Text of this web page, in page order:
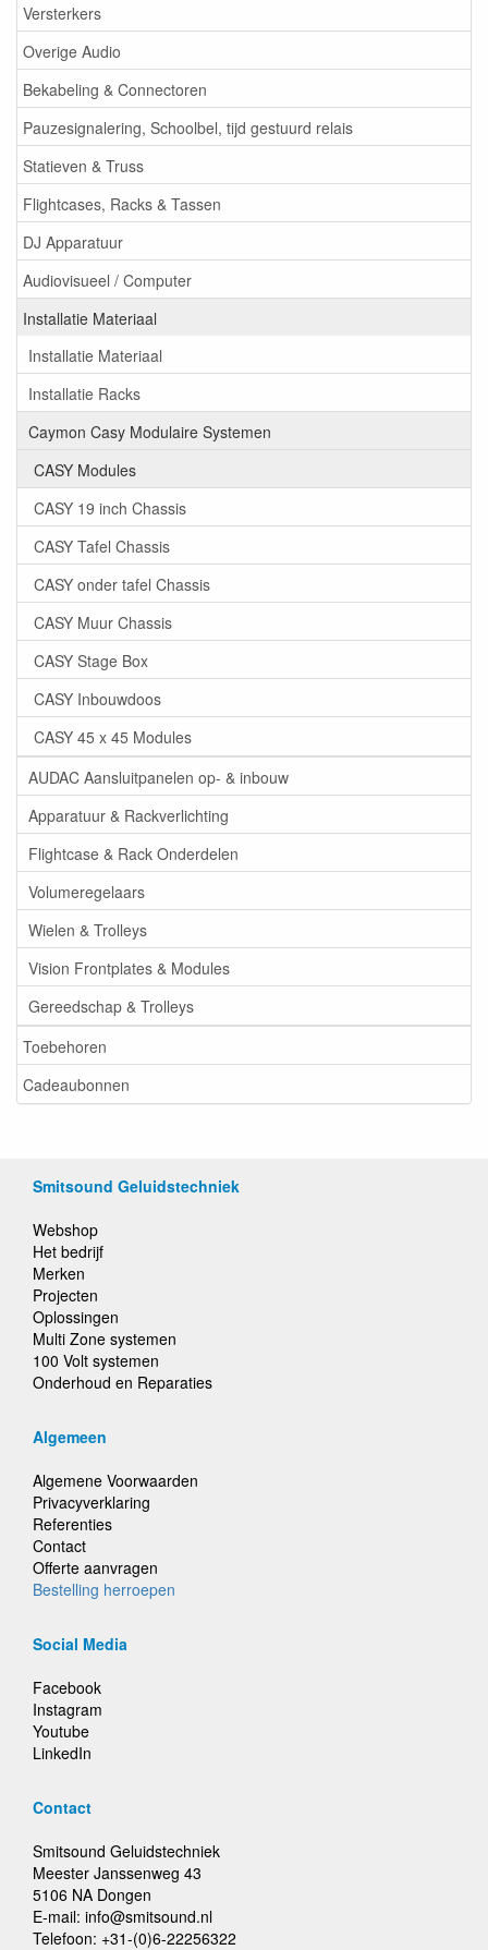
Versterkers
Overige Audio
Bekabeling & Connectoren
Pauzesignalering, Schoolbel, tijd gestuurd relais
Statieven & Truss
Flightcases, Racks & Tassen
DJ Apparatuur
Audiovisueel / Computer
Installatie Materiaal
Installatie Materiaal
Installatie Racks
Caymon Casy Modulaire Systemen
CASY Modules
CASY 19 inch Chassis
CASY Tafel Chassis
CASY onder tafel Chassis
CASY Muur Chassis
CASY Stage Box
CASY Inbouwdoos
CASY 45 x 45 Modules
AUDAC Aansluitpanelen op- & inbouw
Apparatuur & Rackverlichting
Flightcase & Rack Onderdelen
Volumeregelaars
Wielen & Trolleys
Vision Frontplates & Modules
Gereedschap & Trolleys
Toebehoren
Cadeaubonnen
Smitsound Geluidstechniek
Webshop
Het bedrijf
Merken
Projecten
Oplossingen
Multi Zone systemen
100 Volt systemen
Onderhoud en Reparaties
Algemeen
Algemene Voorwaarden
Privacyverklaring
Referenties
Contact
Offerte aanvragen
Bestelling herroepen
Social Media
Facebook
Instagram
Youtube
LinkedIn
Contact
Smitsound Geluidstechniek
Meester Janssenweg 43
5106 NA Dongen
E-mail: info@smitsound.nl
Telefoon: +31-(0)6-22256322